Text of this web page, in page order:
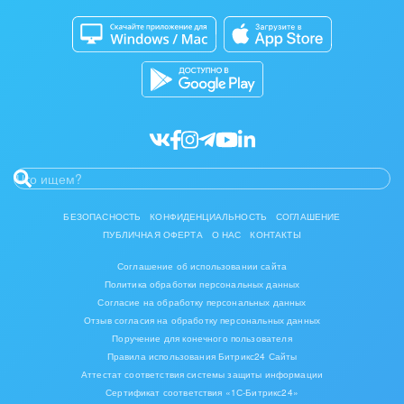
Кибербезопасность
Битрикс24 Маркет
Разработчикам приложений
БЕЗОПАСНОСТЬ КОНФИДЕНЦИАЛЬНОСТЬ
СОГЛАШЕНИЕ
ПУБЛИЧНАЯ ОФЕРТА
О НАС КОНТАКТЫ
Соглашение об использовании сайта
Политика обработки персональных данных
Согласие на обработку персональных данных
Отзыв согласия на обработку персональных данных
Поручение для конечного пользователя
Правила использования Битрикс24 Сайты
Аттестат соответствия системы защиты информации
Сертификат соответствия «1С-Битрикс24»